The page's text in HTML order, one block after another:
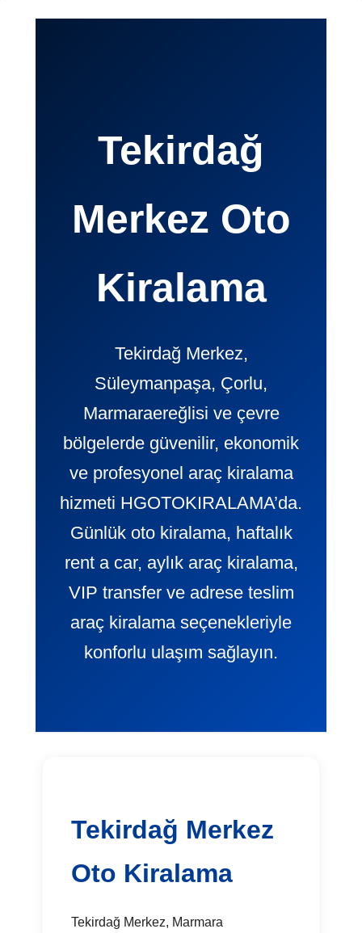
Tekirdağ
Merkez Oto
Kiralama
Tekirdağ Merkez,
Süleymanpaşa, Çorlu,
Marmaraereğlisi ve çevre
bölgelerde güvenilir, ekonomik
ve profesyonel araç kiralama
hizmeti HGOTOKIRALAMA’da.
Günlük oto kiralama, haftalık
rent a car, aylık araç kiralama,
VIP transfer ve adrese teslim
araç kiralama seçenekleriyle
konforlu ulaşım sağlayın.
Tekirdağ Merkez
Oto Kiralama
Tekirdağ Merkez, Marmara